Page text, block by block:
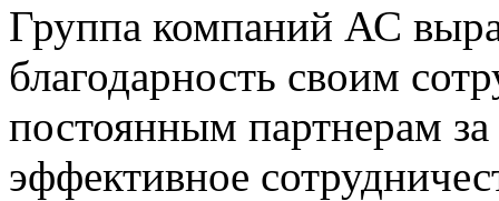
Группа компаний АС
благодарность своим
постоянным партнерам
эффективное